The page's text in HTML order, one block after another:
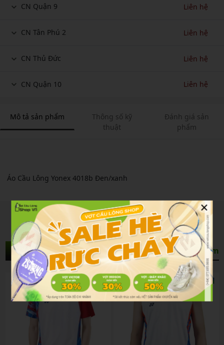
CN Quận 9 Liên hệ
CN Tân Phú 2 Liên hệ
CN Thủ Đức Liên hệ
CN Quận 10 Liên hệ
Mô tả sản phẩm
Thông số kỹ
thuật
Đánh giá sản
phẩm
Áo Cầu Lông Yonex 4018b Đen/xanh
Sản Phẩm Liên Quan Xem thêm
×